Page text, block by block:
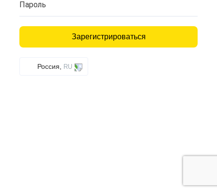
Пароль
Зарегистрироваться
Россия, RU